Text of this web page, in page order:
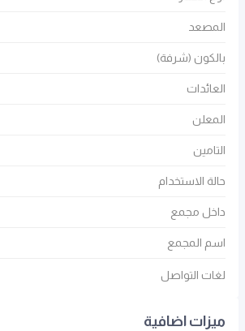
المصعد
بالكون (شرفة)
العائدات
المعلن
التامين
حالة الاستخدام
داخل مجمع
اسم المجمع
لغات التواصل
ميزات اضافية